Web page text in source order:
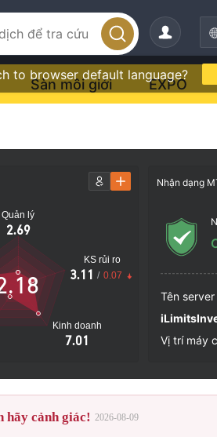
to browser default language?
Sàn môi giới EXPO
Quản lý
2.69
Kinh doanh
7.01
KS rủi ro
3.11 / 0.07
Nhận dạng
Tên server
Vị trí máy
hãy cảnh giác! 2026-08-09